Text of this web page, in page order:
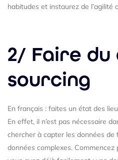
habitudes et instaurez de l’agilité
2/ Faire du
sourcing
En français : faites un état des
En effet, il n’est pas nécessaire
chercher à capter les données de
données complexes.